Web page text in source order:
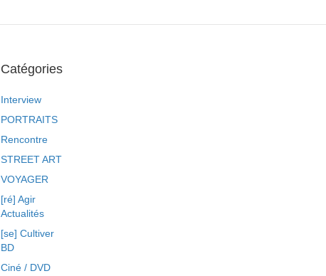
Catégories
Interview
PORTRAITS
Rencontre
STREET ART
VOYAGER
[ré] Agir
Actualités
[se] Cultiver
BD
Ciné / DVD